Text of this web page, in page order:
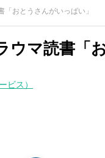
「おとうさんがいっぱい」
ウマ読書「
ビス）